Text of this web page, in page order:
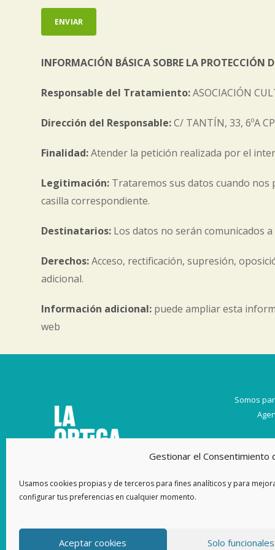
Gestionar el Consentimiento
Usamos cookies propias y de terceros para fines analíticos y para
configurar tus preferencias en cualquier momento.
Aceptar cookies Solo funcionales
Alternative:
INFORMACIÓN BÁSICA SOBRE LA PROTECCIÓN
Responsable del Tratamiento:ASOCIACIÓN
Dirección del Responsable:C/ TANTÍN, 33, 6ºA
Finalidad:Atender la petición realizada por el
Legitimación: Trataremos sus datos cuando
casilla correspondiente.
Destinatarios: Los datos no serán comunicados
Derechos:Acceso, rectificación, supresión,
adicional.
Información adicional: puede ampliar esta
web
Somos